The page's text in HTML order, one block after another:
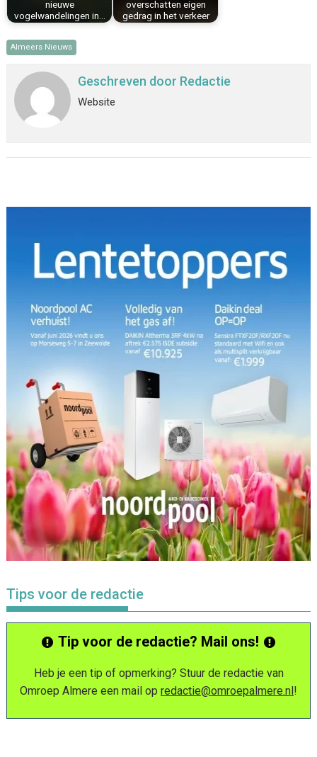
nieuwe
vogelwandelingen in…
overschatten eigen
gedrag in het verkeer
Almeers Nieuws
Geschreven door Redactie
Website
Tips voor de redactie
Tip voor de redactie? Mail ons!
Heb je een tip of opmerking? Stuur de redactie van
Omroep Almere een mail op redactie@omroepalmere.nl!